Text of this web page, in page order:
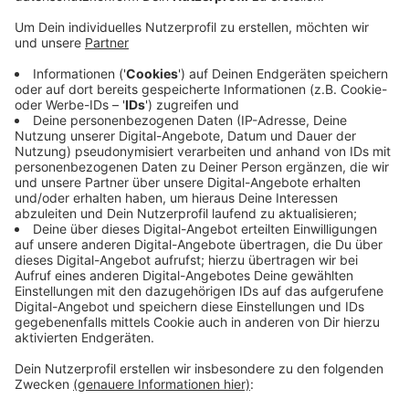
Anzeige
Die Polizei hatte direkt eine Öffentlichkeitsfahndung
mit Fotos aus Überwachungskameras gestartet.
Mehrere Hinweise aus der Bevölkerung hätten dazu
geführt, den Mann zu identifizieren, teilte Kölner
Polizei mit. Der Verdächtige sei ein 49 Jahre alter
Mann aus Köln. Die Ermittler hätten seine Wohnung
sowie die eines möglichen Komplizen aus Rösrath
durchsucht - ohne jedoch die Beute zu finden. Die
Mobiltelefone sollten noch ausgewertet werden.
Anzeige